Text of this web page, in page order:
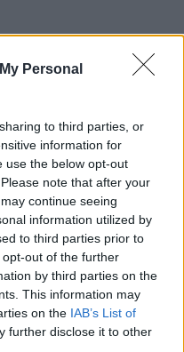
Personal
to third parties, or
information for
use the below opt-out
note that after your
continue seeing
information utilized by
to third parties prior to
out of the further
by third parties on the
This information may
on the IAB’s List of
further disclose it to other
elnök szükség esetén
szembeni közvetlen
beavatkozásra is
bevetette volna a
magyar katonákat.
hivatkozva szavazta
missziójára vonatkozó
a szövegét is ismerjük.
, , , ,